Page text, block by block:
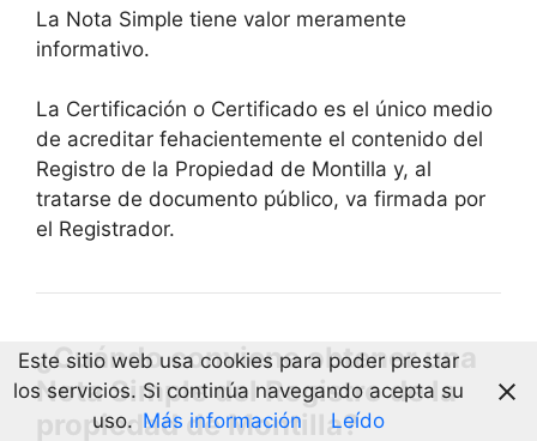
La Nota Simple tiene valor meramente
informativo.
La Certificación o Certificado es el único medio
de acreditar fehacientemente el contenido del
Registro de la Propiedad de Montilla y, al
tratarse de documento público, va firmada por
el Registrador.
¿Cuándo conviene obtener una
Nota Simple del Registro de la
propiedad de Montilla?
Este sitio web usa cookies para poder prestar
los servicios. Si continúa navegando acepta su
uso. Más información Leído